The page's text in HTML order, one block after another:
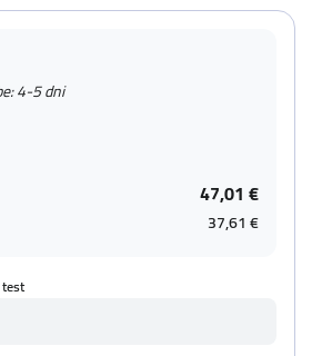
4-5 dni
47,01 €
37,61 €